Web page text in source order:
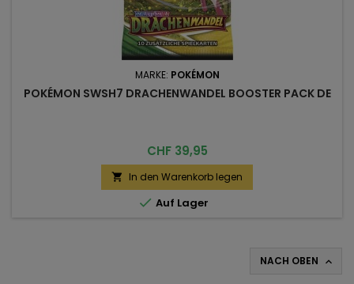
MARKE: POKÉMON
POKÉMON SWSH7 DRACHENWANDEL BOOSTER PACK DE
Preis
CHF 39,95
 In den Warenkorb legen
 Auf Lager
NACH OBEN 